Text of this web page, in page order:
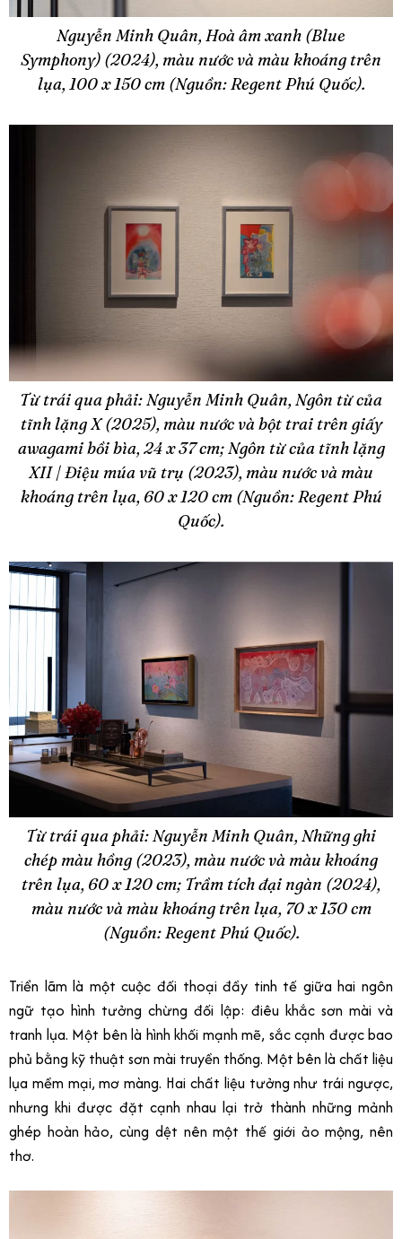
Nguyễn Minh Quân, Hoà âm xanh (Blue
Symphony) (2024), màu nước và màu khoáng trên
lụa, 100 x 150 cm (Nguồn: Regent Phú Quốc).
Từ trái qua phải: Nguyễn Minh Quân, Ngôn từ của
tĩnh lặng X (2025), màu nước và bột trai trên giấy
awagami bồi bìa, 24 x 37 cm; Ngôn từ của tĩnh lặng
XII | Điệu múa vũ trụ (2023), màu nước và màu
khoáng trên lụa, 60 x 120 cm (Nguồn: Regent Phú
Quốc).
Từ trái qua phải: Nguyễn Minh Quân, Những ghi
chép màu hồng (2023), màu nước và màu khoáng
trên lụa, 60 x 120 cm; Trầm tích đại ngàn (2024),
màu nước và màu khoáng trên lụa, 70 x 130 cm
(Nguồn: Regent Phú Quốc).
Triển lãm là một cuộc đối thoại đầy tinh tế giữa hai ngôn
ngữ tạo hình tưởng chừng đối lập: điêu khắc sơn mài và
tranh lụa. Một bên là hình khối mạnh mẽ, sắc cạnh được bao
phủ bằng kỹ thuật sơn mài truyền thống. Một bên là chất liệu
lụa mềm mại, mơ màng. Hai chất liệu tưởng như trái ngược,
nhưng khi được đặt cạnh nhau lại trở thành những mảnh
ghép hoàn hảo, cùng dệt nên một thế giới ảo mộng, nên
thơ.